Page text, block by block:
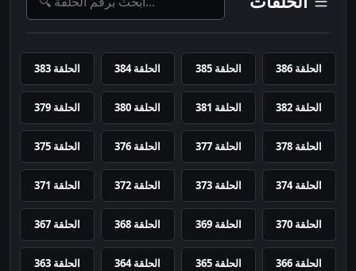
الحلقة 386 الحلقة 385 الحلقة 384 الحلقة 383
الحلقة 382 الحلقة 381 الحلقة 380 الحلقة 379
الحلقة 378 الحلقة 377 الحلقة 376 الحلقة 375
الحلقة 374 الحلقة 373 الحلقة 372 الحلقة 371
الحلقة 370 الحلقة 369 الحلقة 368 الحلقة 367
الحلقة 366 الحلقة 365 الحلقة 364 الحلقة 363